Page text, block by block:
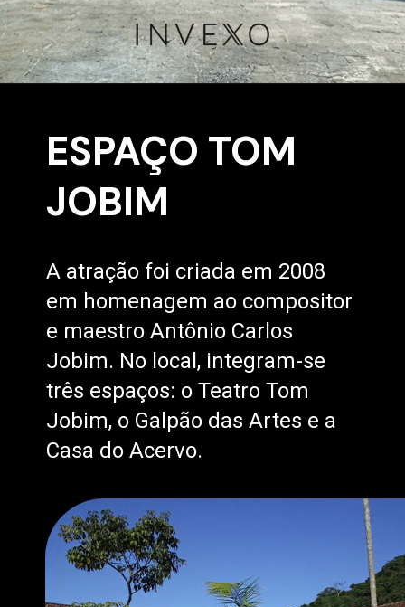
ESPAÇO TOM
JOBIM
A atração foi criada em 2008
em homenagem ao compositor
e maestro Antônio Carlos
Jobim. No local, integram-se
três espaços: o Teatro Tom
Jobim, o Galpão das Artes e a
Casa do Acervo.